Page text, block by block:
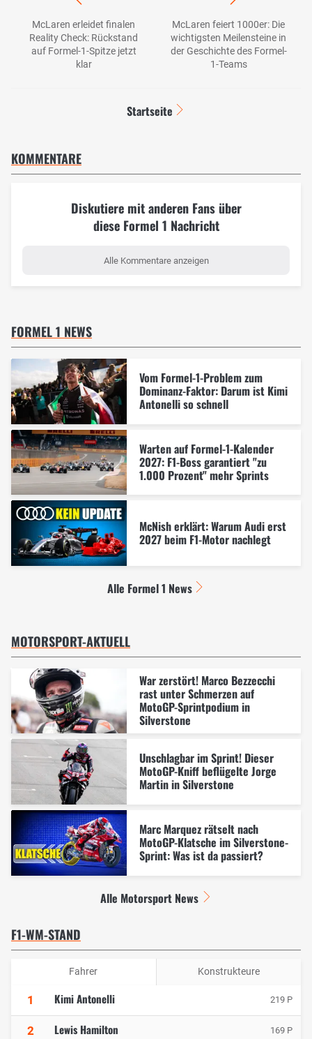
McLaren erleidet finalen
Reality Check: Rückstand
auf Formel-1-Spitze jetzt
klar
McLaren feiert 1000er: Die
wichtigsten Meilensteine in
der Geschichte des Formel-
1-Teams
Startseite
KOMMENTARE
Diskutiere mit anderen Fans über
diese Formel 1 Nachricht
Alle Kommentare anzeigen
FORMEL 1 NEWS
Vom Formel-1-Problem zum
Dominanz-Faktor: Darum ist Kimi
Antonelli so schnell
Warten auf Formel-1-Kalender
2027: F1-Boss garantiert "zu
1.000 Prozent" mehr Sprints
McNish erklärt: Warum Audi erst
2027 beim F1-Motor nachlegt
Alle Formel 1 News
MOTORSPORT-AKTUELL
War zerstört! Marco Bezzecchi
rast unter Schmerzen auf
MotoGP-Sprintpodium in
Silverstone
Unschlagbar im Sprint! Dieser
MotoGP-Kniff beflügelte Jorge
Martin in Silverstone
Marc Marquez rätselt nach
MotoGP-Klatsche im Silverstone-
Sprint: Was ist da passiert?
Alle Motorsport News
F1-WM-STAND
Fahrer Konstrukteure
1 Kimi Antonelli 219 P
2 Lewis Hamilton 169 P